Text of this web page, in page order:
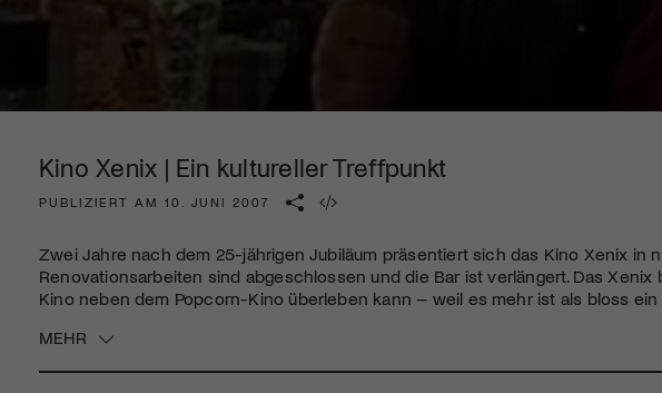
Kino Xenix | Ein kultureller Treffpunkt
PUBLIZIERT AM 10. JUNI 2007
Zwei Jahre nach dem 25-jährigen Jubiläum präsentiert sich das Kino Xenix in
Renovationsarbeiten sind abgeschlossen und die Bar ist verlängert. Das Xenix
Kino neben dem Popcorn-Kino überleben kann – weil es mehr ist als bloss ein
MEHR
Engagiere dich als Kulturliebhaber:in, Kulturschaffende(r) oder
diversen Kulturevents.
Jetzt Mitglied werden